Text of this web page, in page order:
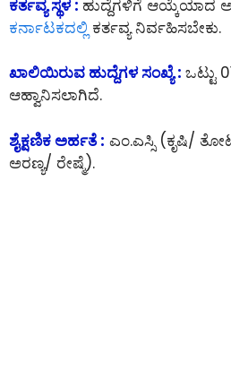
ಕರ್ತವ್ಯ ಸ್ಥಳ : ಹುದ್ದೆಗಳಿಗೆ ಆಯ್ಕೆಯಾದ
ಕರ್ನಾಟಕದಲ್ಲಿ ಕರ್ತವ್ಯ ನಿರ್ವಹಿಸಬೇಕು.
ಖಾಲಿಯಿರುವ ಹುದ್ದೆಗಳ ಸಂಖ್ಯೆ : ಒಟ್ಟು
ಆಹ್ವಾನಿಸಲಾಗಿದೆ.
ಶೈಕ್ಷಣಿಕ ಅರ್ಹತೆ : ಎಂ.ಎಸ್ಸಿ (ಕೃಷಿ/
ಅರಣ್ಯ/ ರೇಷ್ಮೆ).